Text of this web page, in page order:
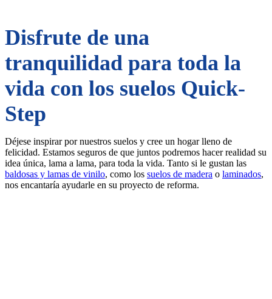
Disfrute de una
tranquilidad para toda la
vida con los suelos Quick-
Step
Déjese inspirar por nuestros suelos y cree un hogar lleno de
felicidad. Estamos seguros de que juntos podremos hacer realidad su
idea única, lama a lama, para toda la vida. Tanto si le gustan las
baldosas y lamas de vinilo, como los suelos de madera o laminados,
nos encantaría ayudarle en su proyecto de reforma.